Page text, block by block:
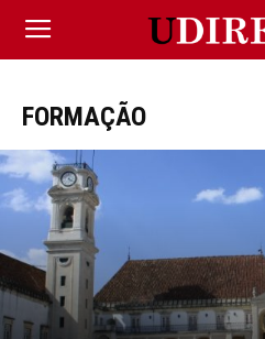
FORMAÇÃO